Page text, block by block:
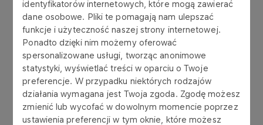
identyfikatorów internetowych, które mogą zawierać
dane osobowe. Pliki te pomagają nam ulepszać
funkcje i użyteczność naszej strony internetowej.
Ponadto dzięki nim możemy oferować
spersonalizowane usługi, tworząc anonimowe
statystyki, wyświetlać treści w oparciu o Twoje
preferencje. W przypadku niektórych rodzajów
działania wymagana jest Twoja zgoda. Zgodę możesz
zmienić lub wycofać w dowolnym momencie poprzez
ustawienia preferencji w tym oknie, które możesz
dzieci mogły swobodnie poruszać się w wodzie,
doświadczając niezwykłej lekkości i radości.
Akcja zorganizowana przez ORLEN Budonaft,
Fundację ORLEN oraz Stowarzyszenie Razem Dla
Dobra pokazała, że wspólne działania mogą
przynieść wiele radości i pozytywnych zmian w
życiu dzieci z niepełnosprawnościami. Dzięki
zaangażowaniu wszystkich uczestników, dzieci